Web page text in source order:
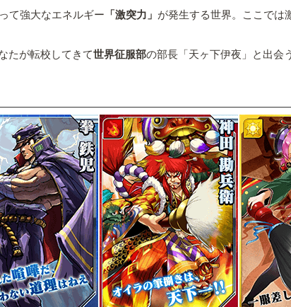
て強大なエネルギー 「激突力」 が発生する世界。ここでは
たが転校してきて世界征服部の部長「天ヶ下伊夜」と出会